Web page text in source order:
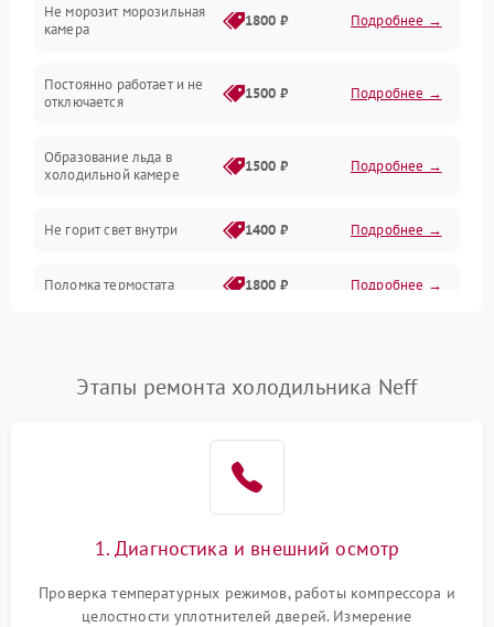
Дренаж
Не морозит морозильная
камера
1800 ₽ Подробнее →
Постоянно работает и не
отключается
1500 ₽ Подробнее →
Образование льда в
холодильной камере
1500 ₽ Подробнее →
Не горит свет внутри 1400 ₽ Подробнее →
Поломка термостата 1800 ₽ Подробнее →
Поломка системы No Frost 2600 ₽ Подробнее →
работе
2000 ₽ Подробнее →
Этапы ремонта холодильника Neff
1. Диагностика и внешний осмотр
Проверка температурных режимов, работы компрессора и
целостности уплотнителей дверей. Измерение